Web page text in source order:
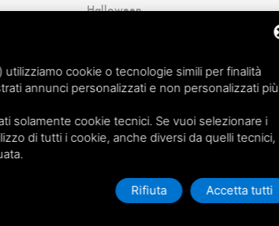
Halloween
cookie o tecnologie simili per finalità
annunci personalizzati e non personalizzati più
solamente cookie tecnici. Se vuoi selezionare i
di tutti i cookie, anche diversi da quelli tecnici,
Rifiuta Accetta tutti